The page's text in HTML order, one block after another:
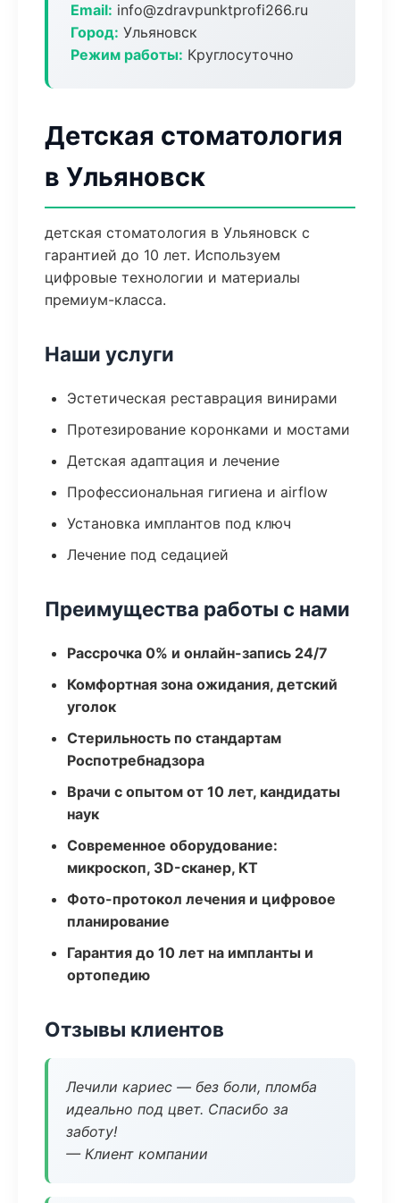
Email: info@zdravpunktprofi266.ru
Город: Ульяновск
Режим работы: Круглосуточно
Детская стоматология
в Ульяновск
детская стоматология в Ульяновск с
гарантией до 10 лет. Используем
цифровые технологии и материалы
премиум-класса.
Наши услуги
Эстетическая реставрация винирами
Протезирование коронками и мостами
Детская адаптация и лечение
Профессиональная гигиена и airflow
Установка имплантов под ключ
Лечение под седацией
Преимущества работы с нами
Рассрочка 0% и онлайн-запись 24/7
Комфортная зона ожидания, детский
уголок
Стерильность по стандартам
Роспотребнадзора
Врачи с опытом от 10 лет, кандидаты
наук
Современное оборудование:
микроскоп, 3D-сканер, КТ
Фото-протокол лечения и цифровое
планирование
Гарантия до 10 лет на импланты и
ортопедию
Отзывы клиентов
Лечили кариес — без боли, пломба
идеально под цвет. Спасибо за
заботу!
— Клиент компании